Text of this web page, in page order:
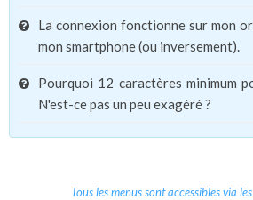
La connexion fonctionne sur mon
mon smartphone (ou inversement).
Pourquoi 12 caractères minimum
N'est-ce pas un peu exagéré ?
Tous les menus sont accessibles via